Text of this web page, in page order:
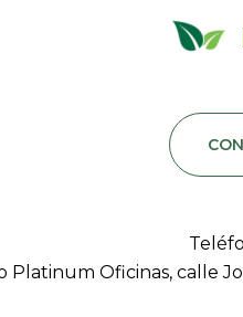
Platinum Oficinas, calle